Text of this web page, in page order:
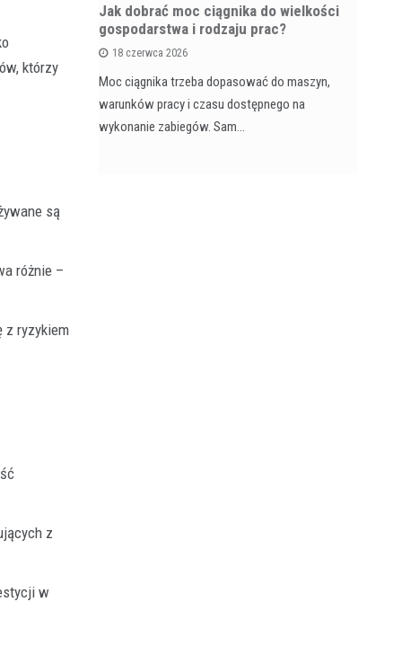
którzy
są
różnie –
z ryzykiem
z
w
Jak dobrać moc ciągnika do wielkości
gospodarstwa i rodzaju prac?
18 czerwca 2026
Moc ciągnika trzeba dopasować do maszyn,
warunków pracy i czasu dostępnego na
wykonanie zabiegów. Sam…